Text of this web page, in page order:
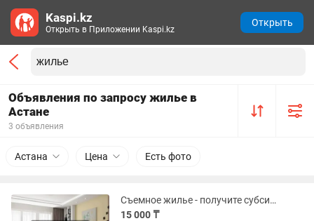
Объявления по запросу жилье в
Астане
3 объявления
Астана Цена Есть фото
Съемное жилье - получите субсидию
15 000 ₸
Kaspi.kz
Открыть в Приложении Kaspi.kz
Открыть